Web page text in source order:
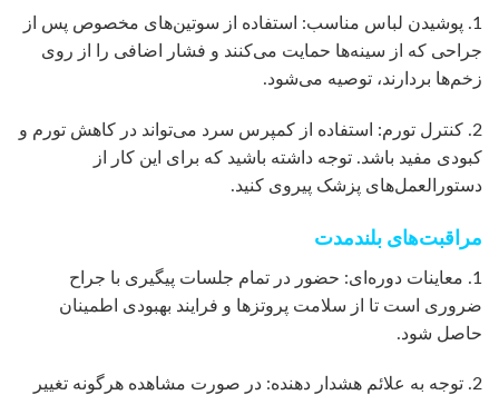
1. پوشیدن لباس مناسب: استفاده از سوتین‌های مخصوص پس از
جراحی که از سینه‌ها حمایت می‌کنند و فشار اضافی را از روی
زخم‌ها بردارند، توصیه می‌شود.
2. کنترل تورم: استفاده از کمپرس سرد می‌تواند در کاهش تورم و
کبودی مفید باشد. توجه داشته باشید که برای این کار از
دستورالعمل‌های پزشک پیروی کنید.
مراقبت‌های بلندمدت
1. معاینات دوره‌ای: حضور در تمام جلسات پیگیری با جراح
ضروری است تا از سلامت پروتزها و فرایند بهبودی اطمینان
حاصل شود.
2. توجه به علائم هشدار دهنده: در صورت مشاهده هرگونه تغییر